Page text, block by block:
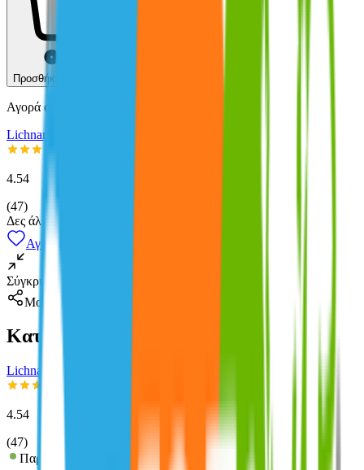
Προσθήκη στο καλάθι
Αγορά από
Lichnari
4.54
(47)
Δες άλλο
1
Αγαπημένα
Σύγκρινέ το
Μοιράσου το
Καταστήματα
Lichnari
4.54
(47)
Παράδοση 2-3 ημέρες